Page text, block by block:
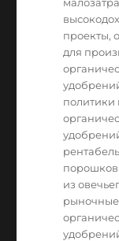
проекты,
для
политики
из